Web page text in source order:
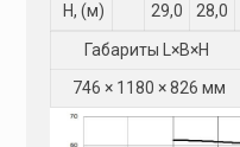
Н, (м) 29,0 28,0
Габариты L×B×H
746 × 1180 × 826 мм